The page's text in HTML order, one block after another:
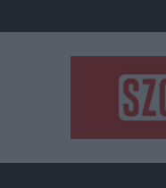
to